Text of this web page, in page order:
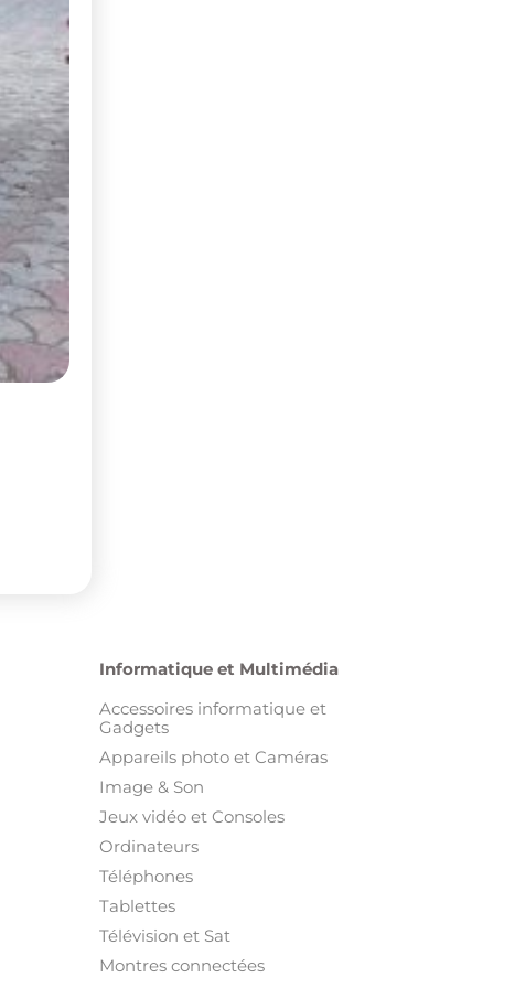
Informatique et Multimédia
Accessoires informatique et
Gadgets
Appareils photo et Caméras
Image & Son
Jeux vidéo et Consoles
Ordinateurs
Téléphones
Tablettes
Télévision et Sat
Montres connectées